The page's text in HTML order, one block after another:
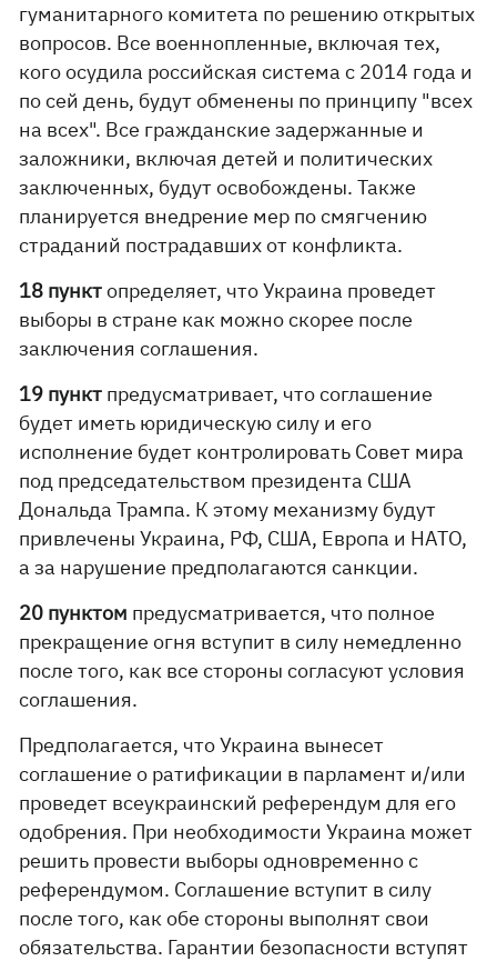
гуманитарного комитета по решению открытых
вопросов. Все военнопленные, включая тех,
кого осудила российская система с 2014 года и
по сей день, будут обменены по принципу "всех
на всех". Все гражданские задержанные и
заложники, включая детей и политических
заключенных, будут освобождены. Также
планируется внедрение мер по смягчению
страданий пострадавших от конфликта.
18 пунктопределяет, что Украина проведет
выборы в стране как можно скорее после
заключения соглашения.
19 пункт предусматривает, что соглашение
будет иметь юридическую силу и его
исполнение будет контролировать Совет мира
под председательством президента США
Дональда Трампа. К этому механизму будут
привлечены Украина, РФ, США, Европа и НАТО,
а за нарушение предполагаются санкции.
20 пунктом предусматривается, что полное
прекращение огня вступит в силу немедленно
после того, как все стороны согласуют условия
соглашения.
Предполагается, что Украина вынесет
соглашение о ратификации в парламент и/или
проведет всеукраинский референдум для его
одобрения. При необходимости Украина может
решить провести выборы одновременно с
референдумом. Соглашение вступит в силу
после того, как обе стороны выполнят свои
обязательства. Гарантии безопасности вступят